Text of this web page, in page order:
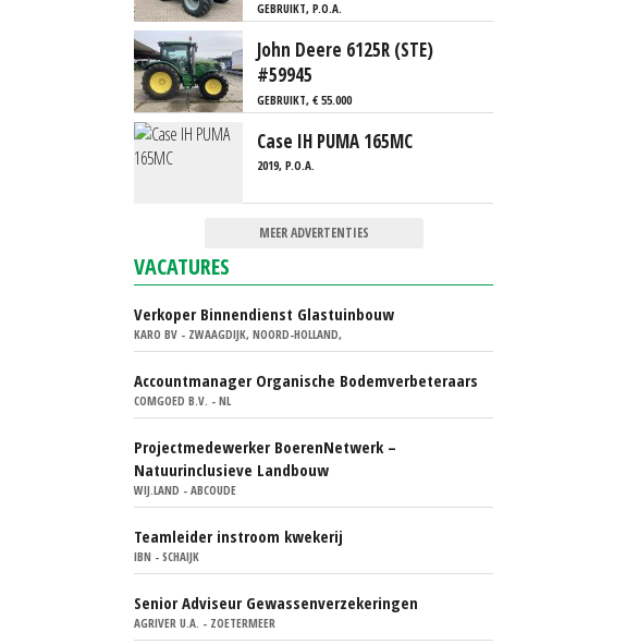
GEBRUIKT, P.O.A.
John Deere 6125R (STE)
#59945
GEBRUIKT, € 55.000
Case IH PUMA 165MC
2019, P.O.A.
MEER ADVERTENTIES
VACATURES
Verkoper Binnendienst Glastuinbouw
KARO BV - ZWAAGDIJK, NOORD-HOLLAND,
Accountmanager Organische Bodemverbeteraars
COMGOED B.V. - NL
Projectmedewerker BoerenNetwerk –
Natuurinclusieve Landbouw
WIJ.LAND - ABCOUDE
Teamleider instroom kwekerij
IBN - SCHAIJK
Senior Adviseur Gewassenverzekeringen
AGRIVER U.A. - ZOETERMEER